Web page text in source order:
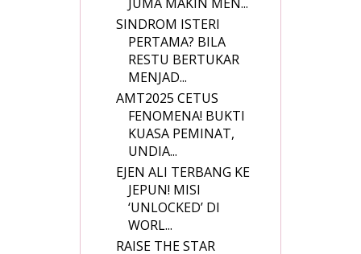
SINDROM ISTERI
PERTAMA? BILA
RESTU BERTUKAR
MENJAD...
AMT2025 CETUS
FENOMENA! BUKTI
KUASA PEMINAT,
UNDIA...
EJEN ALI TERBANG KE
JEPUN! MISI
‘UNLOCKED’ DI
WORL...
RAISE THE STAR